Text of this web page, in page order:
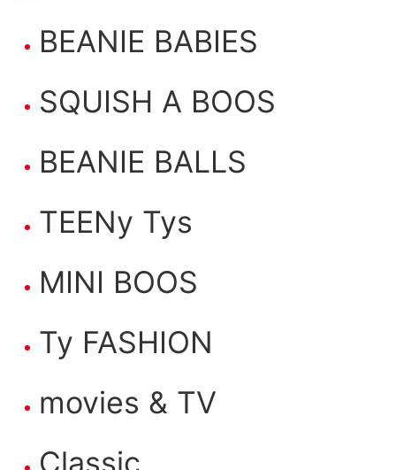
BEANIE BABIES
SQUISH A BOOS
BEANIE BALLS
TEENy Tys
MINI BOOS
Ty FASHION
movies & TV
Classic